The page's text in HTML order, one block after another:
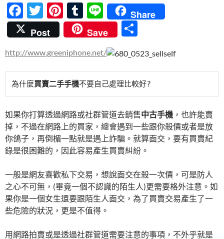
F
ac
e
b
o
o
k
T
w
itt
er
Pi
nt
er
es
t
T
u
m
bl
r
Li
n
e
Share
Post
Save
http://www.greeniphone.net/
為什麼買賣二手手機不要自己處理比較好?
如果你打算透過網路或社群管道去銷售中古手機 ，也許能賣
掉，不過在網路上的買家，總會遇到一些跟你殺價或者是放
你鴿子，再倒楣一點就是遇上詐騙。就算面交，要有買賣紀
錄是很困難的，因此容易產生買賣糾紛。
一般是網友喜歡私下交易，想說面交在殺一次價，可是防人
之心不可無，(畢竟一個不認識的陌生人)更需要格外注意。如
果你是一個女生還要跟陌生人面交，為了買賣交易產生了一
些危險的狀況，更是不值得。
用網路拍賣或是透過社群管道需要注意的事項，不外乎就是